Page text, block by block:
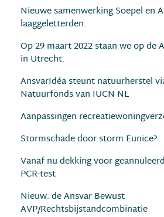
Nieuwe samenwerking Soepel en
laaggeletterden.
Op 29 maart 2022 staan we op de
in Utrecht.
AnsvarIdéa steunt natuurherstel
Natuurfonds van IUCN NL
Aanpassingen
Stormschade door storm Eunice?
Vanaf nu dekking voor
PCR-test
Nieuw: de Ansvar Bewust
AVP/Rechtsbijstandcombinatie